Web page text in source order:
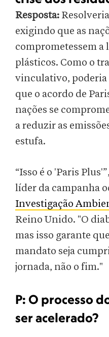
Resposta:
exigindo que as
comprometessem a
plásticos. Como o
vinculativo, poderia
que o acordo de
nações se
a reduzir as
estufa.
“Isso é o 'Paris
líder da campanha
Investigação
Reino Unido. "O
mas isso garante
mandato seja
jornada, não o fim."
P: O processo
ser acelerado?